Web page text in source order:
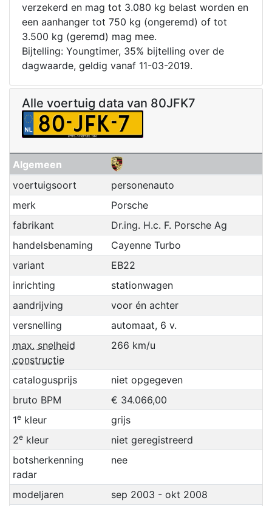
verzekerd en mag tot 3.080 kg belast worden en
een aanhanger tot 750 kg (ongeremd) of tot
3.500 kg (geremd) mag mee.
Bijtelling: Youngtimer, 35% bijtelling over de
dagwaarde, geldig vanaf 11-03-2019.
Alle voertuig data van 80JFK7
Algemeen
voertuigsoort
personenauto
merk
Porsche
fabrikant
Dr.ing. H.c. F. Porsche Ag
handelsbenaming
Cayenne Turbo
variant
EB22
inrichting
stationwagen
aandrijving
voor én achter
versnelling
automaat, 6 v.
max. snelheid
constructie
266 km/u
catalogusprijs
niet opgegeven
bruto BPM
€ 34.066,00
1ekleur
grijs
2ekleur
niet geregistreerd
botsherkenning
radar
nee
modeljaren
sep 2003 - okt 2008